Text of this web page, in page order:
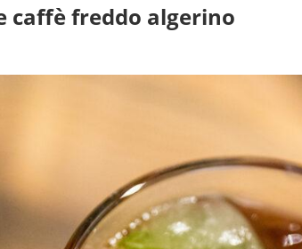
caffè freddo algerino